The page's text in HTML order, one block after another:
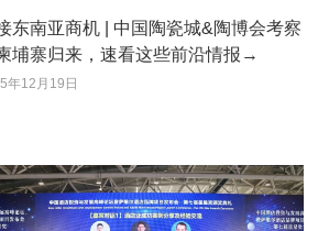
东南亚商机 | 中国陶瓷城&陶博会考察
埔寨归来，速看这些前沿情报→
年12月19日